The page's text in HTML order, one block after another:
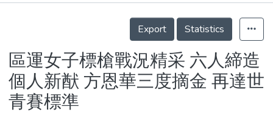
Statistics
Details
Export
Statistics
區運女子標槍戰況精采 六人締造
個人新猷 方恩華三度摘金 再達世
青賽標準